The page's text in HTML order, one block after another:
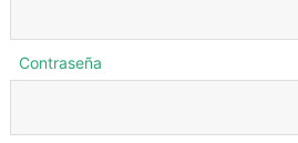
Contraseña